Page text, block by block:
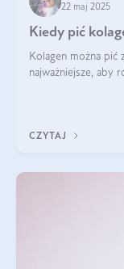
22 maj 2025
Kiedy pić
Kolagen można
najważniejsze, aby
CZYTAJ